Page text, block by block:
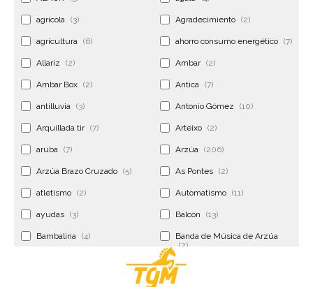
agrícola (3) Agradecimiento (2)
agricultura (6) ahorro consumo energético (7)
Allariz (2) Ambar (2)
Ambar Box (2) Antica (7)
antilluvia (3) Antonio Gómez (10)
Arquillada tir (7) Arteixo (2)
aruba (7) Arzúa (206)
Arzúa Brazo Cruzado (5) As Pontes (2)
atletismo (2) Automatismo (11)
ayudas (3) Balcón (13)
Bambalina (4)
Banda de Música de Arzúa
(2)
Banderolas